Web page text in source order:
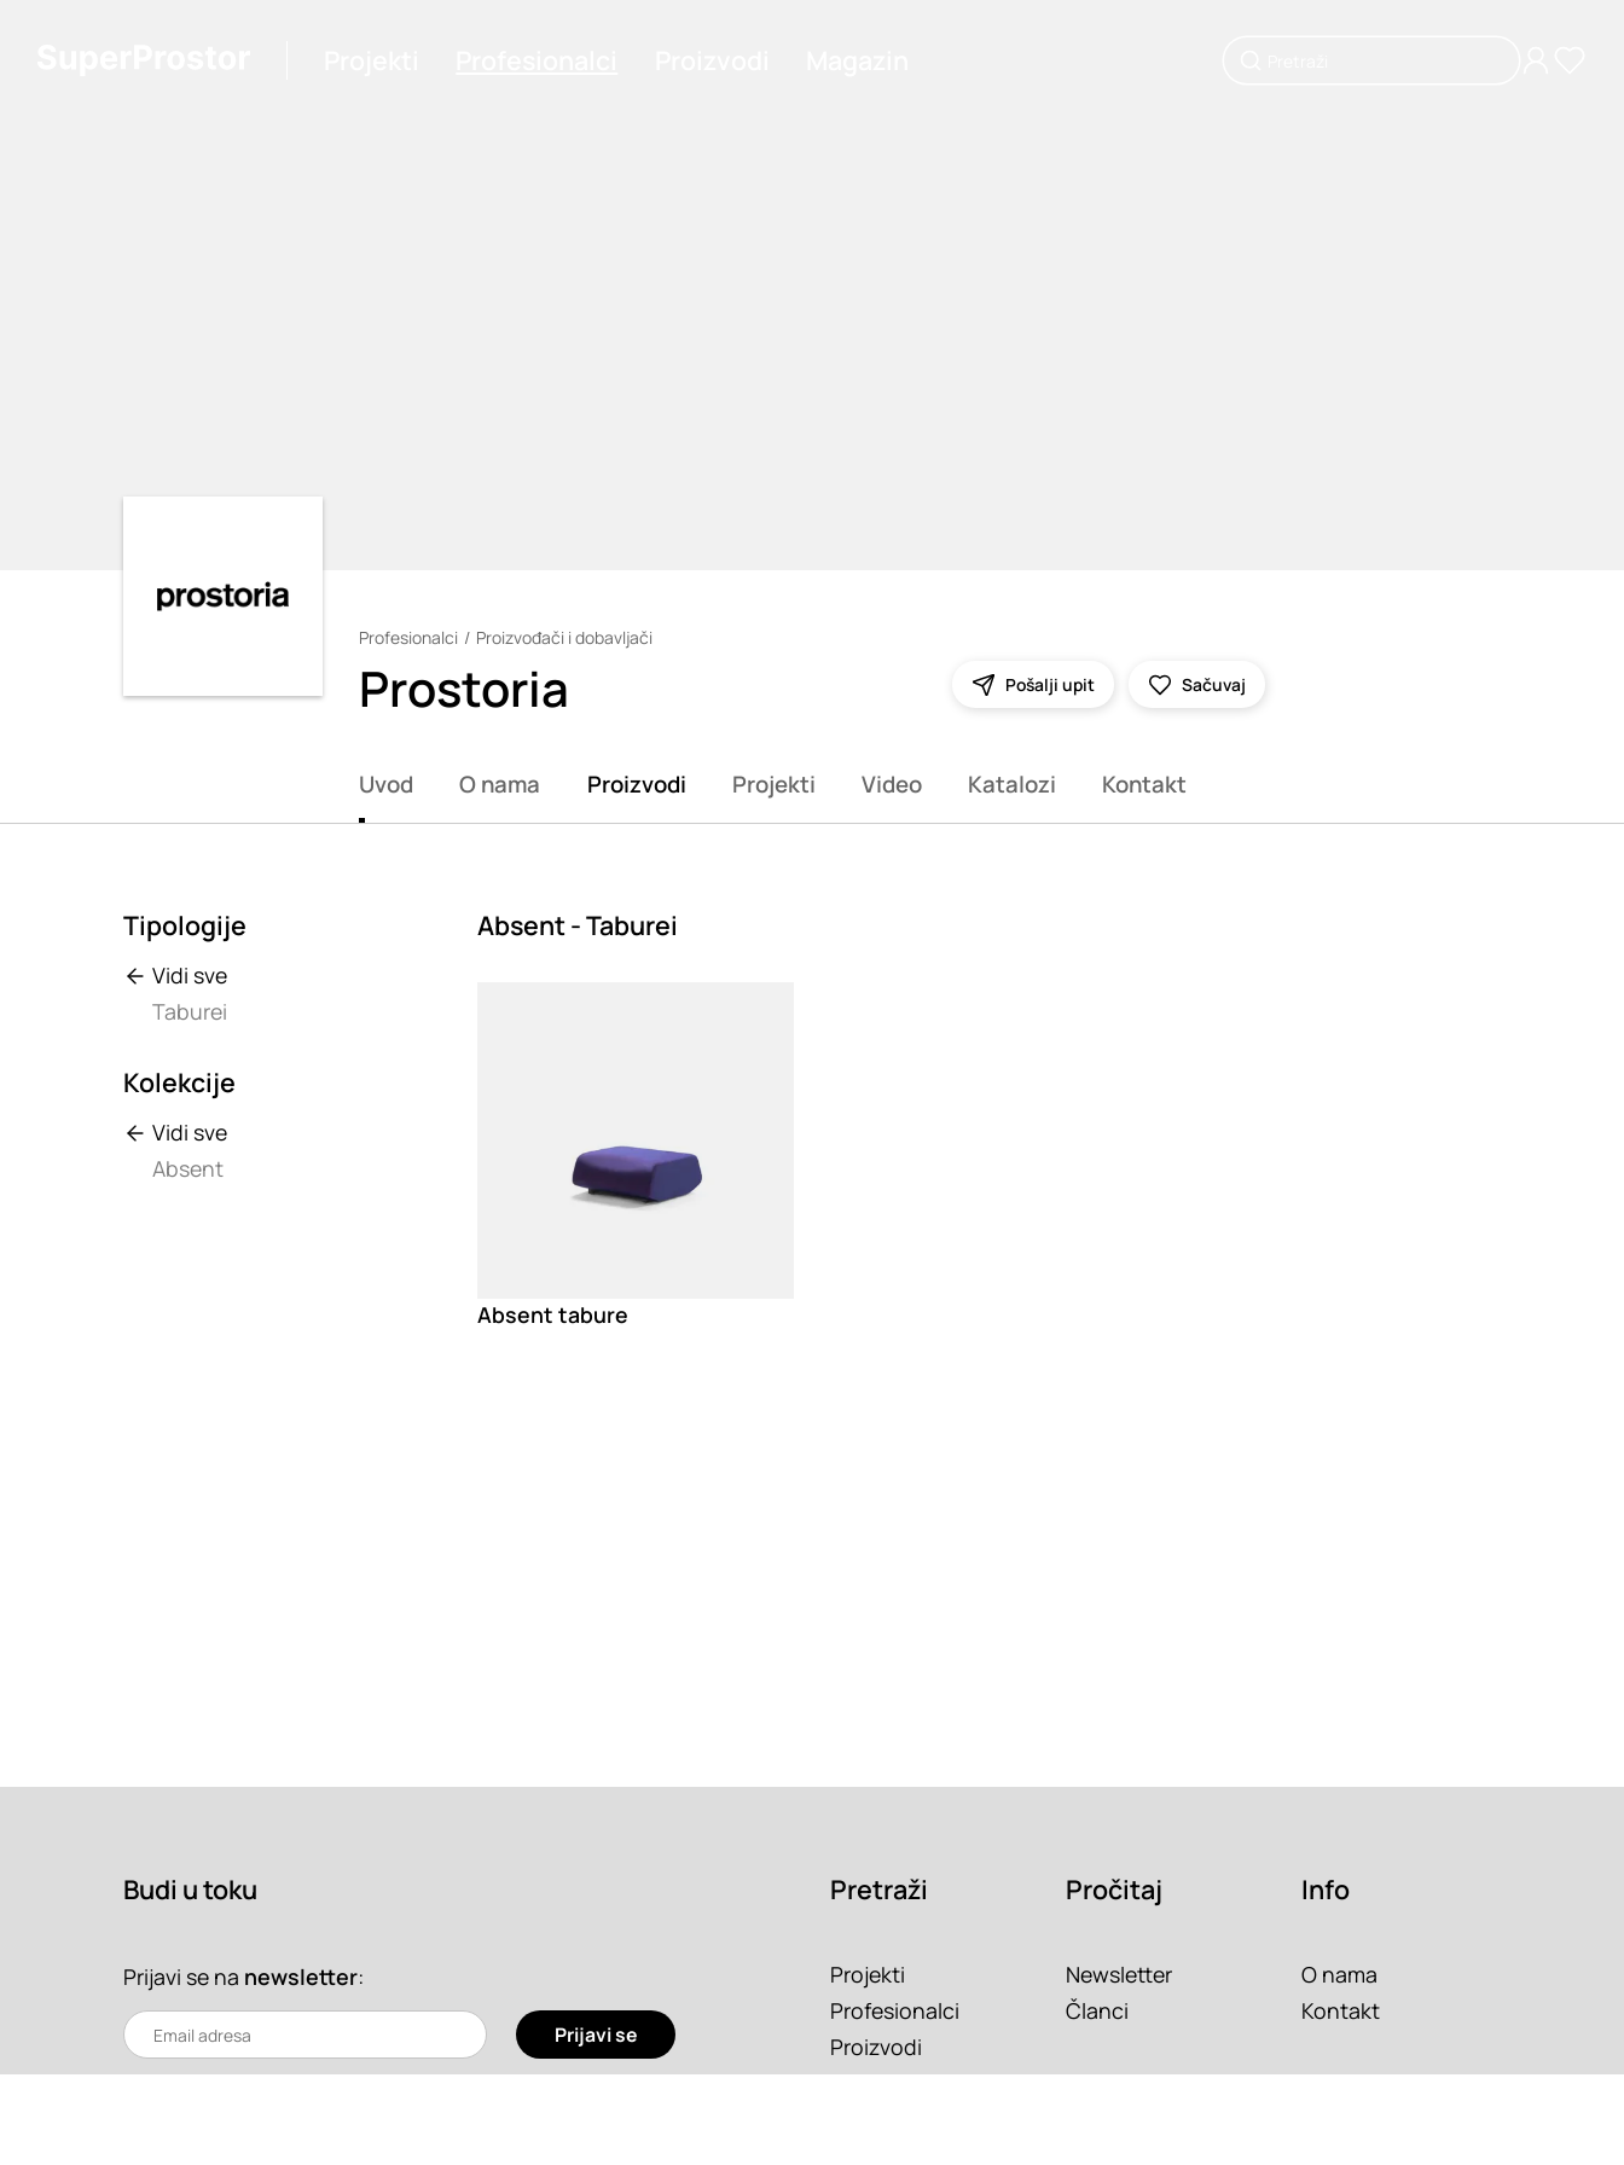
Profesionalci Proizvođači i dobavljači
Prostoria Pošalji upit Sačuvaj
Uvod O nama Proizvodi Projekti Video Katalozi Kontakt
Tipologije
Vidi sve
Taburei
Kolekcije
Vidi sve
Absent
Absent - Taburei
Absent tabure
Budi u toku
Prijavi se na newsletter:
Prijavi se
Pretraži
Projekti
Profesionalci
Proizvodi
Pročitaj
Newsletter
Članci
Info
O nama
Kontakt